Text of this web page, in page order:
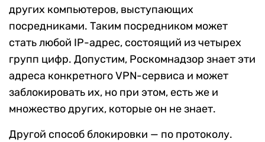
других компьютеров, выступающих
посредниками. Таким посредником может
стать любой IP-адрес, состоящий из четырех
групп цифр. Допустим, Роскомнадзор знает эти
адреса конкретного VPN-сервиса и может
заблокировать их, но при этом, есть же и
множество других, которые он не знает.
Другой способ блокировки — по протоколу.